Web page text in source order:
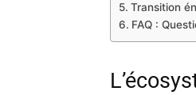
Transition
FAQ :